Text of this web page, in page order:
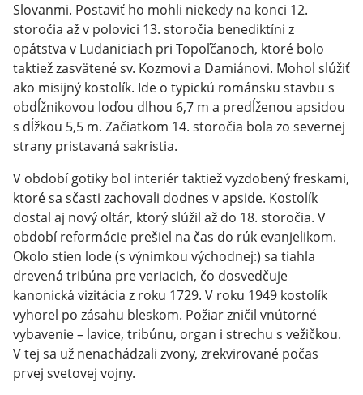
Slovanmi. Postaviť ho mohli niekedy na konci 12.
storočia až v polovici 13. storočia benediktíni z
opátstva v Ludaniciach pri Topoľčanoch, ktoré bolo
taktiež zasvätené sv. Kozmovi a Damiánovi. Mohol slúžiť
ako misijný kostolík. Ide o typickú románsku stavbu s
obdĺžnikovou loďou dlhou 6,7 m a predĺženou apsidou
s dĺžkou 5,5 m. Začiatkom 14. storočia bola zo severnej
strany pristavaná sakristia.
V období gotiky bol interiér taktiež vyzdobený freskami,
ktoré sa sčasti zachovali dodnes v apside. Kostolík
dostal aj nový oltár, ktorý slúžil až do 18. storočia. V
období reformácie prešiel na čas do rúk evanjelikom.
Okolo stien lode (s výnimkou východnej:) sa tiahla
drevená tribúna pre veriacich, čo dosvedčuje
kanonická vizitácia z roku 1729. V roku 1949 kostolík
vyhorel po zásahu bleskom. Požiar zničil vnútorné
vybavenie – lavice, tribúnu, organ i strechu s vežičkou.
V tej sa už nenachádzali zvony, zrekvirované počas
prvej svetovej vojny.